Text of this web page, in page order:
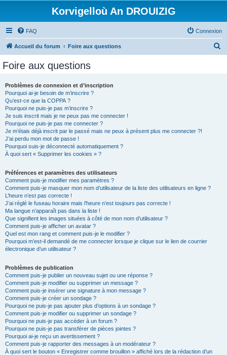
Korvigelloù An DROUIZIG
FAQ Connexion
Accueil du forum Foire aux questions
Foire aux questions
Problèmes de connexion et d’inscription
Pourquoi ai-je besoin de m’inscrire ?
Qu’est-ce que la COPPA ?
Pourquoi ne puis-je pas m’inscrire ?
Je suis inscrit mais je ne peux pas me connecter !
Pourquoi ne puis-je pas me connecter ?
Je m’étais déjà inscrit par le passé mais ne peux à présent plus me connecter ?!
J’ai perdu mon mot de passe !
Pourquoi suis-je déconnecté automatiquement ?
À quoi sert « Supprimer les cookies » ?
Préférences et paramètres des utilisateurs
Comment puis-je modifier mes paramètres ?
Comment puis-je masquer mon nom d’utilisateur de la liste des utilisateurs en ligne ?
L’heure n’est pas correcte !
J’ai réglé le fuseau horaire mais l’heure n’est toujours pas correcte !
Ma langue n’apparaît pas dans la liste !
Que signifient les images situées à côté de mon nom d’utilisateur ?
Comment puis-je afficher un avatar ?
Quel est mon rang et comment puis-je le modifier ?
Pourquoi m’est-il demandé de me connecter lorsque je clique sur le lien de courrier
électronique d’un utilisateur ?
Problèmes de publication
Comment puis-je publier un nouveau sujet ou une réponse ?
Comment puis-je modifier ou supprimer un message ?
Comment puis-je insérer une signature à mon message ?
Comment puis-je créer un sondage ?
Pourquoi ne puis-je pas ajouter plus d’options à un sondage ?
Comment puis-je modifier ou supprimer un sondage ?
Pourquoi ne puis-je pas accéder à un forum ?
Pourquoi ne puis-je pas transférer de pièces jointes ?
Pourquoi ai-je reçu un avertissement ?
Comment puis-je rapporter des messages à un modérateur ?
À quoi sert le bouton « Enregistrer comme brouillon » affiché lors de la rédaction d’un